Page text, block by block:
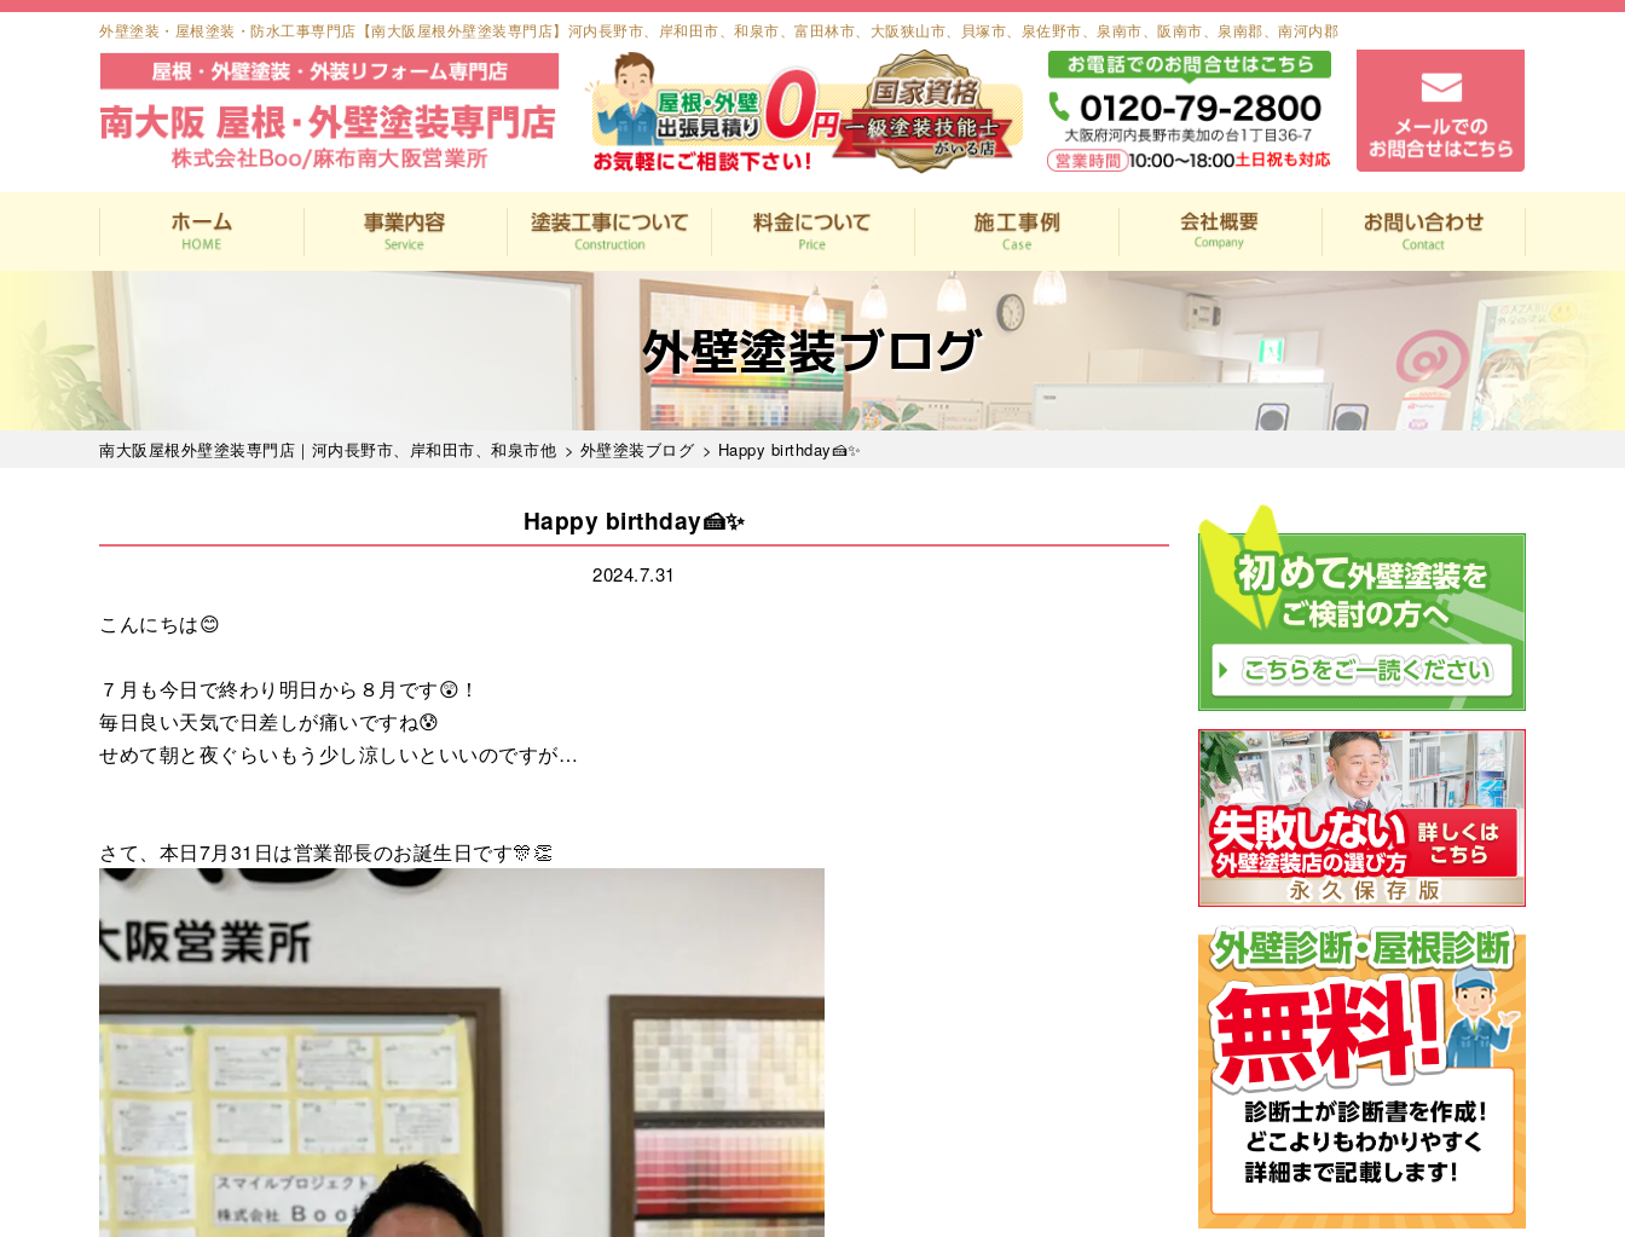
外壁塗装・屋根塗装・防水工事専門店【南大阪屋根外壁塗装専門店】河内長野市、岸和田市、和泉市、富田林市、大阪狭山市、貝塚市、泉佐野市、泉南市、阪南市、泉南郡、南河内郡
外壁塗装ブログ
南大阪屋根外壁塗装専門店｜河内長野市、岸和田市、和泉市他 > 外壁塗装ブログ > Happy birthday🍰✨
Happy birthday🍰✨
2024.7.31
こんにちは😊
７月も今日で終わり明日から８月です😲！
毎日良い天気で日差しが痛いですね😰
せめて朝と夜ぐらいもう少し涼しいといいのですが…
さて、本日7月31日は営業部長のお誕生日です🎊👏